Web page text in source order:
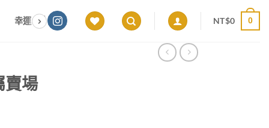
幸運色｜能量感應 × 色彩頻率 × 專屬設計 願望顯化｜意圖啟動
NT$0 0
賣場